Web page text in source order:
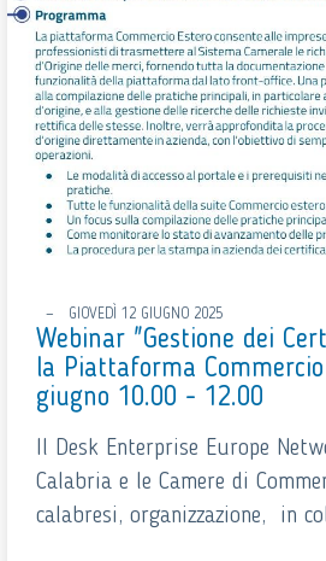
GIOVEDÌ 12 GIUGNO 2025
Webinar "Gestione dei
la Piattaforma
giugno 10.00 - 12.00
Il Desk Enterprise Europe
Calabria e le Camere di
calabresi, organizzazione, in